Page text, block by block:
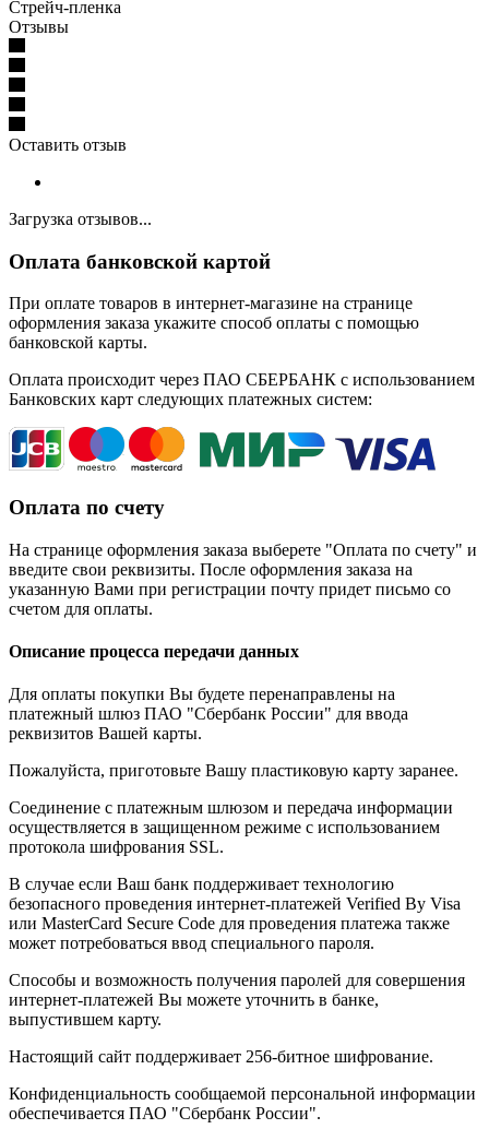
Стрейч-пленка
Отзывы
Оставить отзыв
Загрузка отзывов...
Оплата банковской картой
При оплате товаров в интернет-магазине на странице
оформления заказа укажите способ оплаты с помощью
банковской карты.
Оплата происходит через ПАО СБЕРБАНК с использованием
Банковских карт следующих платежных систем:
Оплата по счету
На странице оформления заказа выберете "Оплата по счету" и
введите свои реквизиты. После оформления заказа на
указанную Вами при регистрации почту придет письмо со
счетом для оплаты.
Описание процесса передачи данных
Для оплаты покупки Вы будете перенаправлены на
платежный шлюз ПАО "Сбербанк России" для ввода
реквизитов Вашей карты.
Пожалуйста, приготовьте Вашу пластиковую карту заранее.
Соединение с платежным шлюзом и передача информации
осуществляется в защищенном режиме с использованием
протокола шифрования SSL.
В случае если Ваш банк поддерживает технологию
безопасного проведения интернет-платежей Verified By Visa
или MasterCard Secure Code для проведения платежа также
может потребоваться ввод специального пароля.
Способы и возможность получения паролей для совершения
интернет-платежей Вы можете уточнить в банке,
выпустившем карту.
Настоящий сайт поддерживает 256-битное шифрование.
Конфиденциальность сообщаемой персональной информации
обеспечивается ПАО "Сбербанк России".